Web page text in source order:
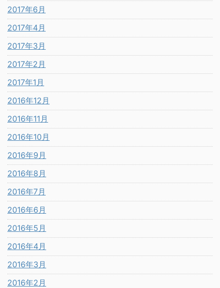
2017年6月
2017年4月
2017年3月
2017年2月
2017年1月
2016年12月
2016年11月
2016年10月
2016年9月
2016年8月
2016年7月
2016年6月
2016年5月
2016年4月
2016年3月
2016年2月